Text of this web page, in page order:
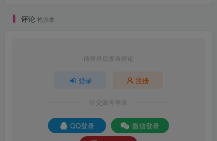
评论 抢沙发
请登录后发表评论
登录 注册
社交账号登录
QQ登录
微信登录